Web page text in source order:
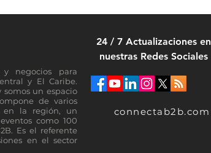
MSP 501 de la industria de
negocios para
y El Caribe.
somos un espacio
de varios
en la región, un
como 100
Es el referente
en el sector
24 / 7 Actualizaciones en
nuestras Redes Sociales
connectab2b.com